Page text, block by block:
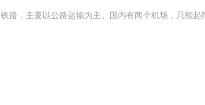
铁路，主要以公路运输为主。国内有两个机场，只能